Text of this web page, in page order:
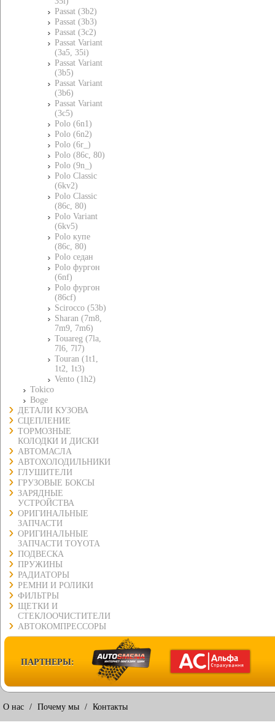
Passat (3b2)
Passat (3b3)
Passat (3c2)
Passat Variant
(3a5, 35i)
Passat Variant
(3b5)
Passat Variant
(3b6)
Passat Variant
(3c5)
Polo (6n1)
Polo (6n2)
Polo (6r_)
Polo (86c, 80)
Polo (9n_)
Polo Classic
(6kv2)
Polo Classic
(86c, 80)
Polo Variant
(6kv5)
Polo купе
(86c, 80)
Polo седан
Polo фургон
(6nf)
Polo фургон
(86cf)
Scirocco (53b)
Sharan (7m8,
7m9, 7m6)
Touareg (7la,
7l6, 7l7)
Touran (1t1,
1t2, 1t3)
Vento (1h2)
Tokico
Boge
ДЕТАЛИ КУЗОВА
СЦЕПЛЕНИЕ
ТОРМОЗНЫЕ
КОЛОДКИ И ДИСКИ
АВТОМАСЛА
АВТОХОЛОДИЛЬНИКИ
ГЛУШИТЕЛИ
ГРУЗОВЫЕ БОКСЫ
ЗАРЯДНЫЕ
УСТРОЙСТВА
ОРИГИНАЛЬНЫЕ
ЗАПЧАСТИ
ОРИГИНАЛЬНЫЕ
ЗАПЧАСТИ TOYOTA
ПОДВЕСКА
ПРУЖИНЫ
РАДИАТОРЫ
РЕМНИ И РОЛИКИ
ФИЛЬТРЫ
ЩЕТКИ И
СТЕКЛООЧИСТИТЕЛИ
АВТОКОМПРЕССОРЫ
ПАРТНЕРЫ:
О нас / Почему мы / Контакты